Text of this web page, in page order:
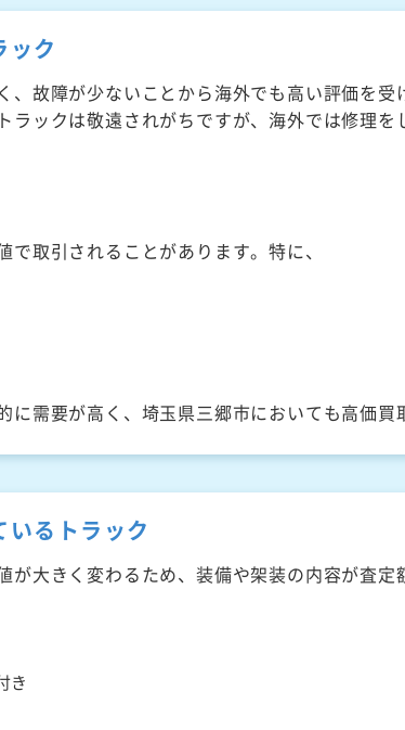
ック
、故障が少ないことから海外でも高い評価を受
ラックは敬遠されがちですが、海外では修理を
で取引されることがあります。特に、
に需要が高く、埼玉県三郷市においても高価買
るトラック
が大きく変わるため、装備や架装の内容が査定
き